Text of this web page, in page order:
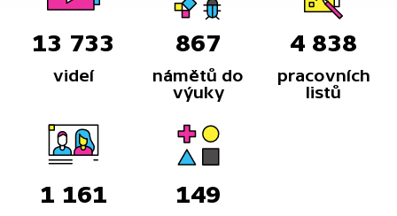
13 733
videí
867
námětů do
výuky
4 838
pracovních
listů
1 161 149